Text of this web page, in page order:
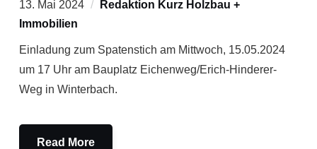
13. Mai 2024
Redaktion Kurz Holzbau +
Immobilien
Einladung zum Spatenstich am Mittwoch, 15.05.2024
um 17 Uhr am Bauplatz Eichenweg/Erich-Hinderer-
Weg in Winterbach.
Read More